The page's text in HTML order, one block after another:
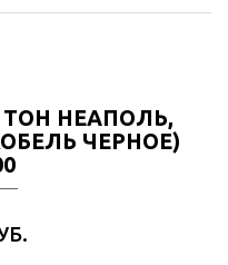
НЕАПОЛЬ,
ЧЕРНОЕ)